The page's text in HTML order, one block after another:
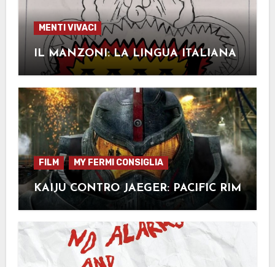
MENTI VIVACI
IL MANZONI: LA LINGUA ITALIANA
FILM MY FERMI CONSIGLIA
KAIJU CONTRO JAEGER: PACIFIC RIM